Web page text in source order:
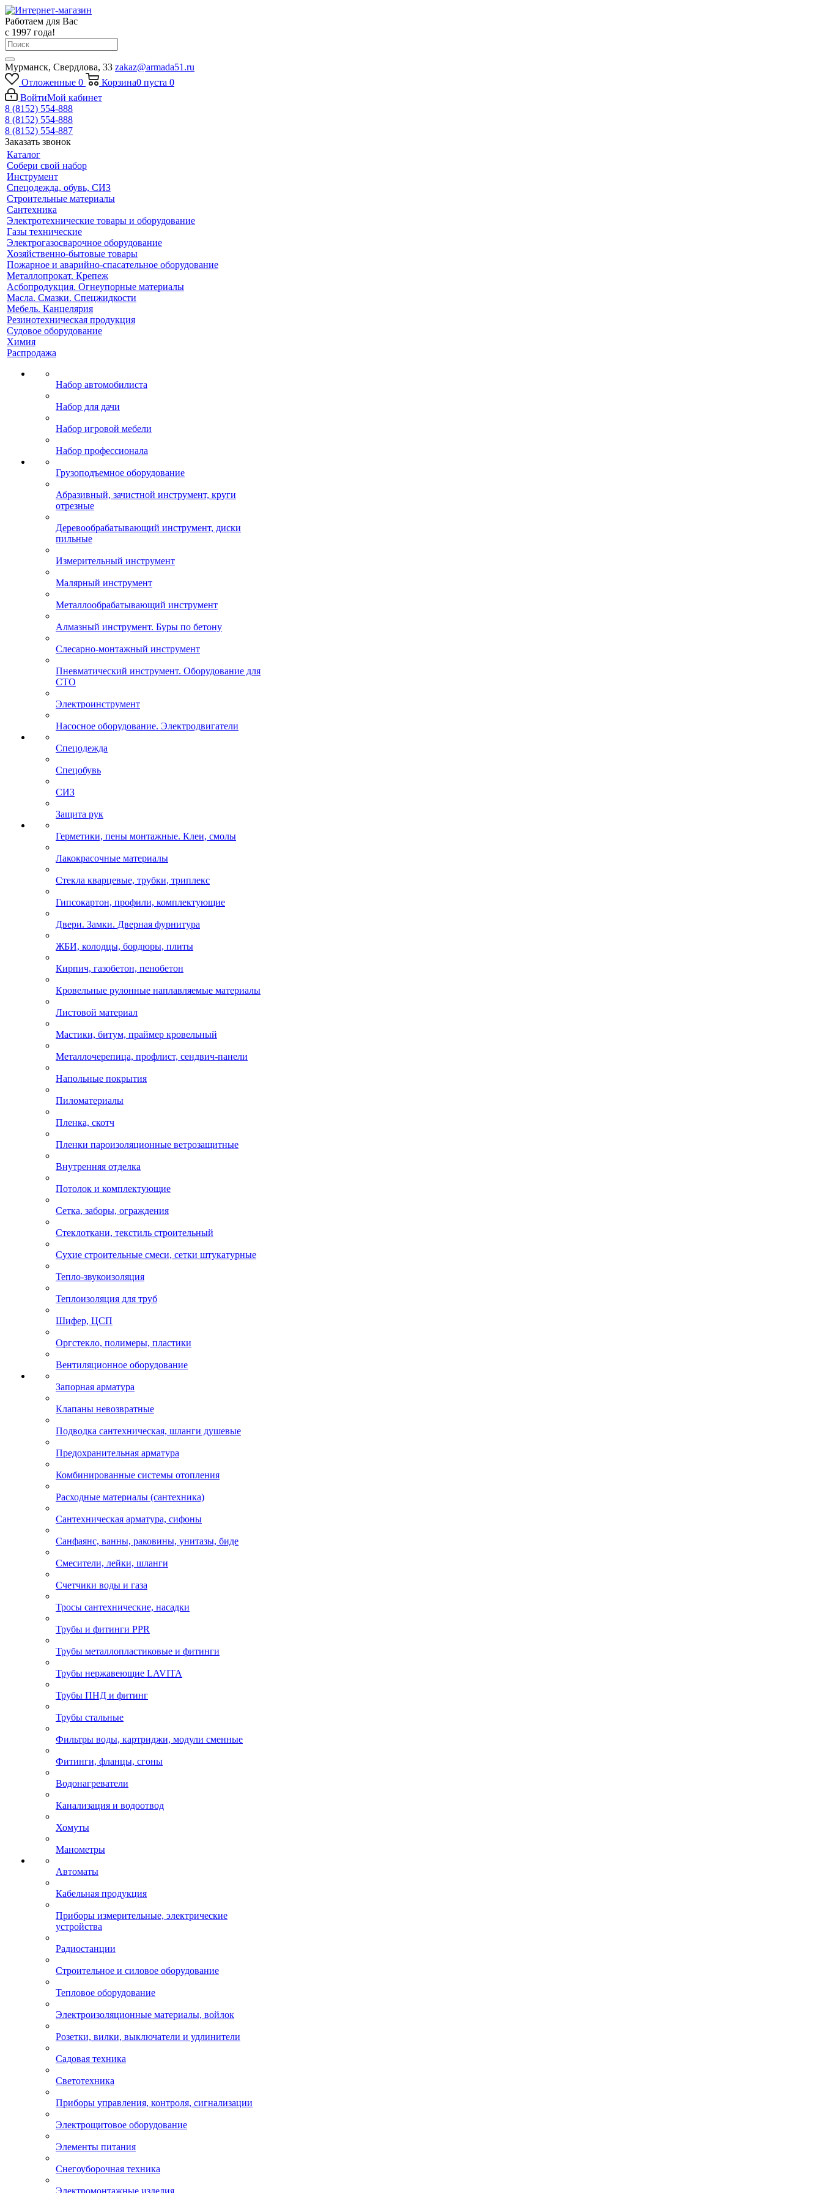
Работаем для Вас
с 1997 года!
Мурманск, Свердлова, 33 zakaz@armada51.ru
Отложенные 0 Корзина0 пуста 0
ВойтиМой кабинет
8 (8152) 554-888
8 (8152) 554-888
8 (8152) 554-887
Заказать звонок
Каталог
Собери свой набор
Инструмент
Спецодежда, обувь, СИЗ
Строительные материалы
Сантехника
Электротехнические товары и оборудование
Газы технические
Электрогазосварочное оборудование
Хозяйственно-бытовые товары
Пожарное и аварийно-спасательное оборудование
Металлопрокат. Крепеж
Асбопродукция. Огнеупорные материалы
Масла. Смазки. Спецжидкости
Мебель. Канцелярия
Резинотехническая продукция
Судовое оборудование
Химия
Распродажа
Набор автомобилиста
Набор для дачи
Набор игровой мебели
Набор профессионала
Грузоподъемное оборудование
Абразивный, зачистной инструмент, круги
отрезные
Деревообрабатывающий инструмент, диски
пильные
Измерительный инструмент
Малярный инструмент
Металлообрабатывающий инструмент
Алмазный инструмент. Буры по бетону
Слесарно-монтажный инструмент
Пневматический инструмент. Оборудование для
СТО
Электроинструмент
Насосное оборудование. Электродвигатели
Спецодежда
Спецобувь
СИЗ
Защита рук
Герметики, пены монтажные. Клеи, смолы
Лакокрасочные материалы
Стекла кварцевые, трубки, триплекс
Гипсокартон, профили, комплектующие
Двери. Замки. Дверная фурнитура
ЖБИ, колодцы, бордюры, плиты
Кирпич, газобетон, пенобетон
Кровельные рулонные наплавляемые материалы
Листовой материал
Мастики, битум, праймер кровельный
Металлочерепица, профлист, сендвич-панели
Напольные покрытия
Пиломатериалы
Пленка, скотч
Пленки пароизоляционные ветрозащитные
Внутренняя отделка
Потолок и комплектующие
Сетка, заборы, ограждения
Стеклоткани, текстиль строительный
Сухие строительные смеси, сетки штукатурные
Тепло-звукоизоляция
Теплоизоляция для труб
Шифер, ЦСП
Оргстекло, полимеры, пластики
Вентиляционное оборудование
Запорная арматура
Клапаны невозвратные
Подводка сантехническая, шланги душевые
Предохранительная арматура
Комбинированные системы отопления
Расходные материалы (сантехника)
Сантехническая арматура, сифоны
Санфаянс, ванны, раковины, унитазы, биде
Смесители, лейки, шланги
Счетчики воды и газа
Тросы сантехнические, насадки
Трубы и фитинги PPR
Трубы металлопластиковые и фитинги
Трубы нержавеющие LAVITA
Трубы ПНД и фитинг
Трубы стальные
Фильтры воды, картриджи, модули сменные
Фитинги, фланцы, сгоны
Водонагреватели
Канализация и водоотвод
Хомуты
Манометры
Автоматы
Кабельная продукция
Приборы измерительные, электрические
устройства
Радиостанции
Строительное и силовое оборудование
Тепловое оборудование
Электроизоляционные материалы, войлок
Розетки, вилки, выключатели и удлинители
Садовая техника
Светотехника
Приборы управления, контроля, сигнализации
Электрощитовое оборудование
Элементы питания
Снегоуборочная техника
Электромонтажные изделия